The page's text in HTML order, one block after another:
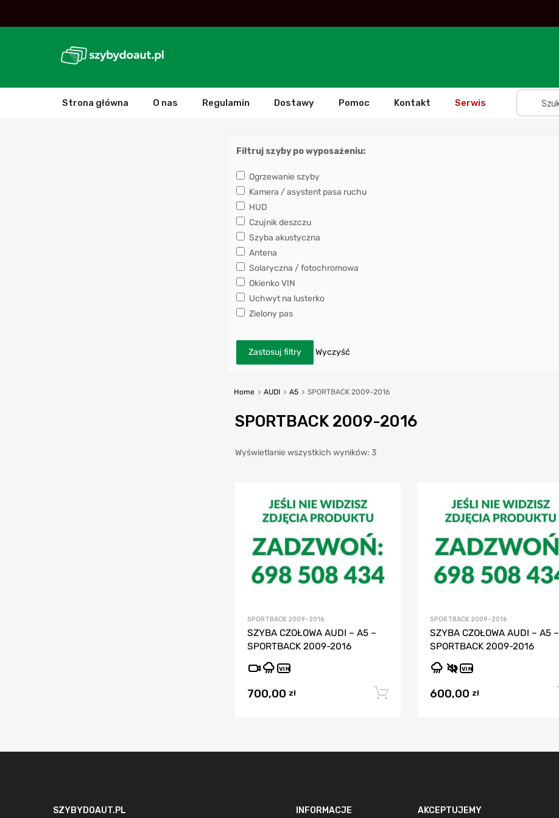
Strona główna O nas Regulamin Dostawy Pomoc Kontakt Serwis
Filtruj szyby po wyposażeniu:
Ogrzewanie szyby
Kamera / asystent pasa ruchu
HUD
Czujnik deszczu
Szyba akustyczna
Antena
Solaryczna / fotochromowa
Okienko VIN
Uchwyt na lusterko
Zielony pas
Zastosuj filtry Wyczyść
Home AUDI A5 SPORTBACK 2009-2016
SPORTBACK 2009-2016
Wyświetlanie wszystkich wyników: 3
SPORTBACK 2009-2016
SZYBA CZOŁOWA AUDI – A5 –
SPORTBACK 2009-2016
VIN
700,00 zł Dodaj do koszyka
SPORTBACK 2009-2016
SZYBA CZOŁOWA AUDI – A5 –
SPORTBACK 2009-2016
VIN
600,00 zł
SZYBYDOAUT.PL INFORMACJE AKCEPTUJEMY